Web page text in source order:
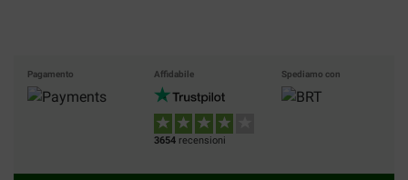
Pagamento Affidabile
3654 recensioni
Spediamo con